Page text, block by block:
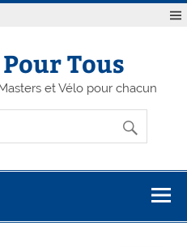
Tous
et Vélo pour chacun